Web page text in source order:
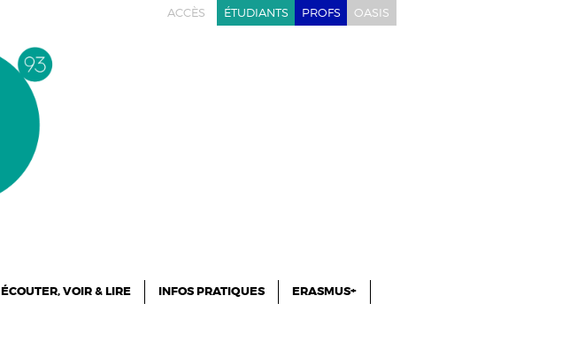
ACCÈS ÉTUDIANTS PROFS OASIS
ÉCOUTER, VOIR & LIRE INFOS PRATIQUES ERASMUS+